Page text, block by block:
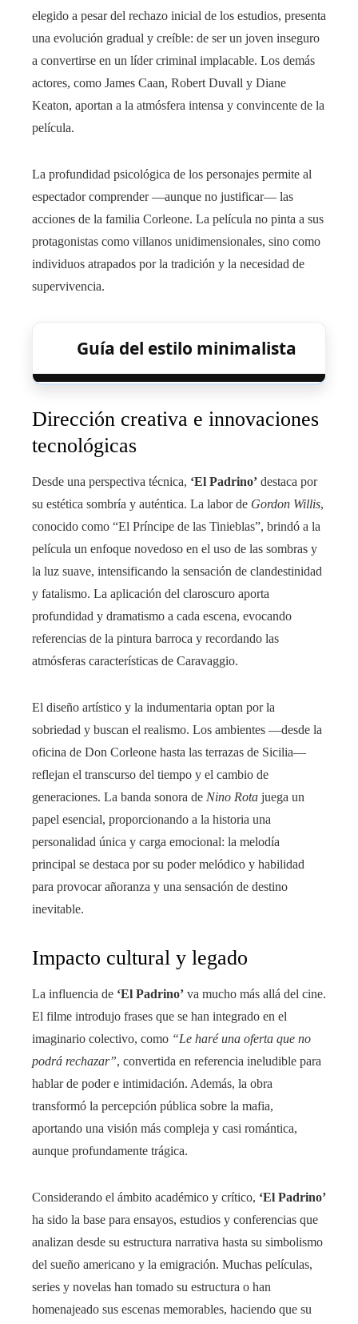
elegido a pesar del rechazo inicial de los estudios, presenta
una evolución gradual y creíble: de ser un joven inseguro
a convertirse en un líder criminal implacable. Los demás
actores, como James Caan, Robert Duvall y Diane
Keaton, aportan a la atmósfera intensa y convincente de la
película.
La profundidad psicológica de los personajes permite al
espectador comprender —aunque no justificar— las
acciones de la familia Corleone. La película no pinta a sus
protagonistas como villanos unidimensionales, sino como
individuos atrapados por la tradición y la necesidad de
supervivencia.
Guía del estilo minimalista
Dirección creativa e innovaciones
tecnológicas
Desde una perspectiva técnica, ‘El Padrino’ destaca por
su estética sombría y auténtica. La labor de Gordon Willis,
conocido como “El Príncipe de las Tinieblas”, brindó a la
película un enfoque novedoso en el uso de las sombras y
la luz suave, intensificando la sensación de clandestinidad
y fatalismo. La aplicación del claroscuro aporta
profundidad y dramatismo a cada escena, evocando
referencias de la pintura barroca y recordando las
atmósferas características de Caravaggio.
El diseño artístico y la indumentaria optan por la
sobriedad y buscan el realismo. Los ambientes —desde la
oficina de Don Corleone hasta las terrazas de Sicilia—
reflejan el transcurso del tiempo y el cambio de
generaciones. La banda sonora de Nino Rota juega un
papel esencial, proporcionando a la historia una
personalidad única y carga emocional: la melodía
principal se destaca por su poder melódico y habilidad
para provocar añoranza y una sensación de destino
inevitable.
Impacto cultural y legado
La influencia de ‘El Padrino’ va mucho más allá del cine.
El filme introdujo frases que se han integrado en el
imaginario colectivo, como “Le haré una oferta que no
podrá rechazar”, convertida en referencia ineludible para
hablar de poder e intimidación. Además, la obra
transformó la percepción pública sobre la mafia,
aportando una visión más compleja y casi romántica,
aunque profundamente trágica.
Considerando el ámbito académico y crítico, ‘El Padrino’
ha sido la base para ensayos, estudios y conferencias que
analizan desde su estructura narrativa hasta su simbolismo
del sueño americano y la emigración. Muchas películas,
series y novelas han tomado su estructura o han
homenajeado sus escenas memorables, haciendo que su